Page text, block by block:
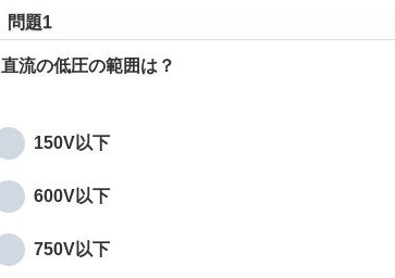
問題1
直流の低圧の範囲は？
150V以下
600V以下
750V以下